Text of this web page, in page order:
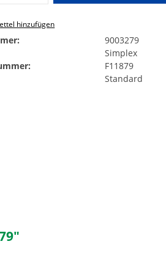
hinzufügen
9003279
Simplex
F11879
Standard